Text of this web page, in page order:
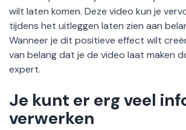
wilt laten komen. Deze video kun je
tijdens het uitleggen laten zien aan
Wanneer je dit positieve effect wilt
van belang dat je de video laat maken
expert.
Je kunt er erg veel
verwerken